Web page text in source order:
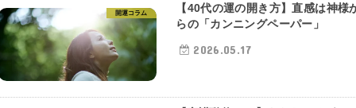
開運コラム
【40代の運の開き方】直感は神様
らの「カンニングペーパー」
2026.05.17